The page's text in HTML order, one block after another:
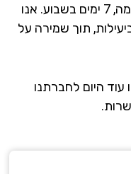
מנעולים זמין עבורכם 24 שעות ביממה, 7 ימים בשבוע. אנו
תוך שמירה על
לחברתנו